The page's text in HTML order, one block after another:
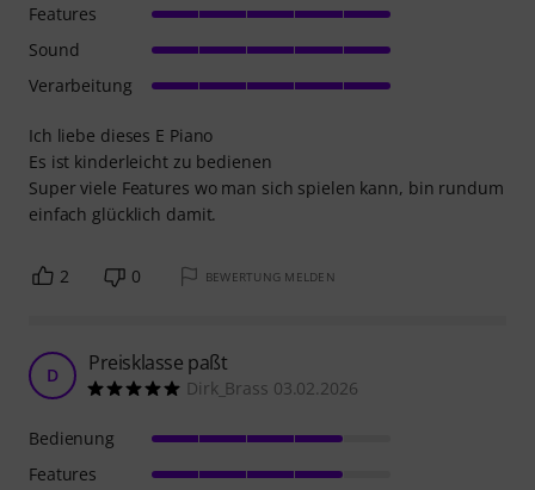
Ich liebe dieses E Piano
Es ist kinderleicht zu bedienen
Super viele Features wo man sich spielen kann, bin rundum
einfach glücklich damit.
Features
Sound
Verarbeitung
2 0 BEWERTUNG MELDEN
D Preisklasse paßt
Dirk_Brass 03.02.2026
Bedienung
Features